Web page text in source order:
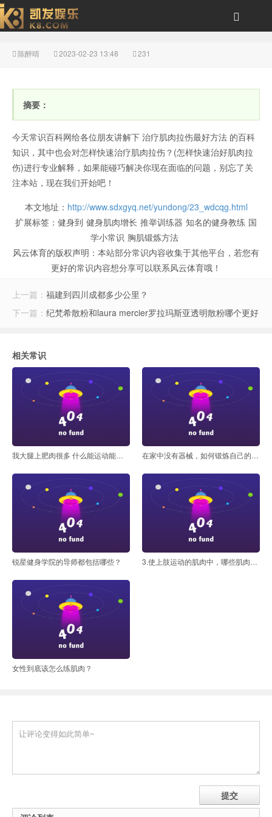
(怎样快速治好肌肉拉伤)-
风云体育
陈醉晴 2023-02-23 13:48 231
摘要：
今天常识百科网给各位朋友讲解下 治疗肌肉拉伤最好方法 的百科
知识，其中也会对怎样快速治疗肌肉拉伤？(怎样快速治好肌肉拉
伤)进行专业解释，如果能碰巧解决你现在面临的问题，别忘了关
注本站，现在我们开始吧！
本文地址： http://www.sdxgyq.net/yundong/23_wdcqg.html
扩展标签： 健身到 健身肌肉增长 推举训练器 知名的健身教练 国
学小常识 胸肌锻炼方法
风云体育的版权声明： 本站部分常识内容收集于其他平台，若您有
更好的常识内容想分享可以联系风云体育哦！
上一篇： 福建到四川成都多少公里？
下一篇： 纪梵希散粉和laura mercier罗拉玛斯亚透明散粉哪个更好
相关常识
我大腿上肥肉很多 什么能运动能快速减掉呢 在家中没有器械，如何锻炼自己的背部？
锐星健身学院的导师都包括哪些？ 3.使上肢运动的肌肉中，哪些肌肉在浅层？哪些肌肉位深层
女性到底该怎么练肌肉？